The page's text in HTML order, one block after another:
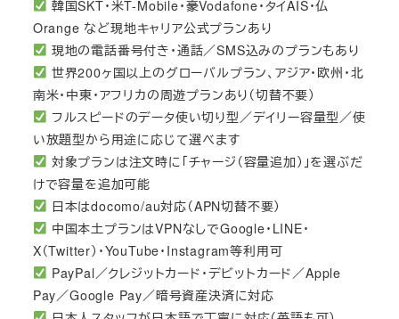
韓国SKT・米T-Mobile・豪Vodafone・タイAIS・仏
Orange など現地キャリア公式プランあり
現地の電話番号付き・通話／SMS込みのプランもあり
世界200ヶ国以上のグローバルプラン、アジア・欧州・北
南米・中東・アフリカの周遊プランあり（切替不要）
フルスピードのデータ使い切り型／デイリー容量型／使
い放題型から用途に応じて選べます
対象プランは注文時に「チャージ（容量追加）」を選ぶだ
けで容量を追加可能
日本はdocomo/au対応（APN切替不要）
中国本土プランはVPNなしでGoogle・LINE・
X（Twitter）・YouTube・Instagram等利用可
PayPal／クレジットカード・デビットカード／Apple
Pay／Google Pay／暗号資産決済に対応